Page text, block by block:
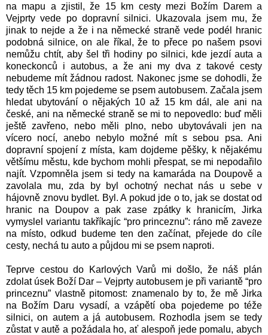
na mapu a zjistil, že 15 km cesty mezi Božím Darem a
Vejprty vede po dopravní silnici. Ukazovala jsem mu, že
jinak to nejde a že i na německé straně vede podél hranic
podobná silnice, on ale říkal, že to přece po našem psovi
nemůžu chtít, aby šel tři hodiny po silnici, kde jezdí auta a
koneckonců i autobus, a že ani my dva z takové cesty
nebudeme mít žádnou radost. Nakonec jsme se dohodli, že
tedy těch 15 km pojedeme se psem autobusem. Začala jsem
hledat ubytování o nějakých 10 až 15 km dál, ale ani na
české, ani na německé straně se mi to nepovedlo: buď měli
ještě zavřeno, nebo měli plno, nebo ubytovávali jen na
vícero nocí, anebo nebylo možné mít s sebou psa. Ani
dopravní spojení z místa, kam dojdeme pěšky, k nějakému
většímu městu, kde bychom mohli přespat, se mi nepodařilo
najít. Vzpomněla jsem si tedy na kamaráda na Doupově a
zavolala mu, zda by byl ochotný nechat nás u sebe v
hájovně znovu bydlet. Byl. A pokud jde o to, jak se dostat od
hranic na Doupov a pak zase zpátky k hranicím, Jirka
vymyslel variantu takříkajíc “pro princeznu”: ráno mě zaveze
na místo, odkud budeme ten den začínat, přejede do cíle
cesty, nechá tu auto a půjdou mi se psem naproti.
Teprve cestou do Karlových Varů mi došlo, že náš plán
zdolat úsek Boží Dar – Vejprty autobusem je při variantě “pro
princeznu” vlastně pitomost: znamenalo by to, že mě Jirka
na Božím Daru vysadí, a vzápětí oba pojedeme po téže
silnici, on autem a já autobusem. Rozhodla jsem se tedy
zůstat v autě a požádala ho, ať alespoň jede pomalu, abych